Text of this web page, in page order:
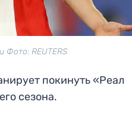
Фото: REUTERS
покинуть «Реал
сезона.